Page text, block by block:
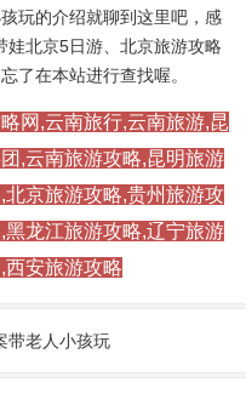
玩的介绍就聊到这里吧，感
娃北京5日游、北京旅游攻略
了在本站进行查找喔。
网,云南旅行,云南旅游,昆
,云南旅游攻略,昆明旅游
京旅游攻略,贵州旅游攻
龙江旅游攻略,辽宁旅游
安旅游攻略
带老人小孩玩